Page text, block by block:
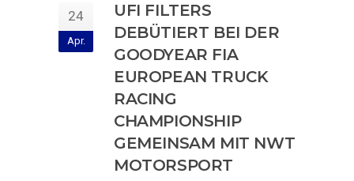
24
Apr.
UFI FILTERS
DEBÜTIERT BEI DER
GOODYEAR FIA
EUROPEAN TRUCK
RACING
CHAMPIONSHIP
GEMEINSAM MIT NWT
MOTORSPORT